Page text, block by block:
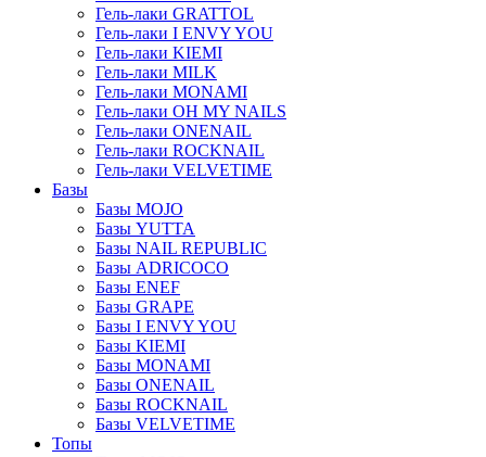
Гель-лаки GRATTOL
Гель-лаки I ENVY YOU
Гель-лаки KIEMI
Гель-лаки MILK
Гель-лаки MONAMI
Гель-лаки OH MY NAILS
Гель-лаки ONENAIL
Гель-лаки ROCKNAIL
Гель-лаки VELVETIME
Базы
Базы MOJO
Базы YUTTA
Базы NAIL REPUBLIC
Базы ADRICOCO
Базы ENEF
Базы GRAPE
Базы I ENVY YOU
Базы KIEMI
Базы MONAMI
Базы ONENAIL
Базы ROCKNAIL
Базы VELVETIME
Топы